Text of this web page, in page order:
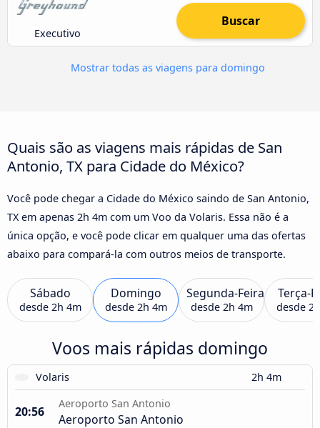
Executivo
Buscar
Mostrar todas as viagens para domingo
Quais são as viagens mais rápidas de San
Antonio, TX para Cidade do México?
Você pode chegar a Cidade do México saindo de San Antonio,
TX em apenas 2h 4m com um Voo da Volaris. Essa não é a
única opção, e você pode clicar em qualquer uma das ofertas
abaixo para compará-la com outros meios de transporte.
Sábado
desde 2h 4m
Domingo
desde 2h 4m
Segunda-Feira
desde 2h 4m
Terça-
desde
Voos mais rápidas domingo
Volaris 2h 4m
20:56
Aeroporto San Antonio
Aeroporto San Antonio